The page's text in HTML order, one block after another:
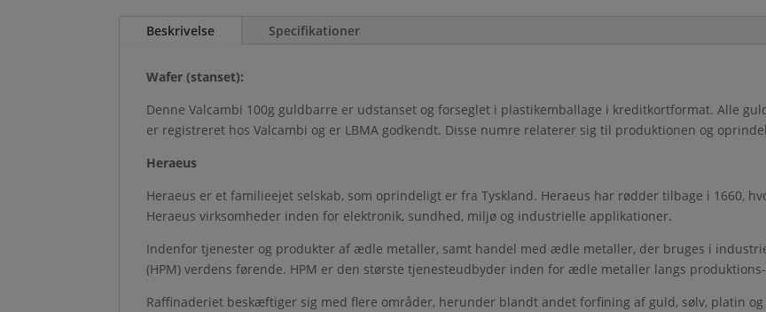
Beskrivelse Specifikationer
Wafer (stanset):
Denne Valcambi 100g guldbarre er udstanset og forseglet i plastikemballage i kreditkortformat. Alle
er registreret hos Valcambi og er LBMA godkendt. Disse numre relaterer sig til produktionen og
Heraeus
Heraeus er et familieejet selskab, som oprindeligt er fra Tyskland. Heraeus har rødder tilbage i 1660,
Heraeus virksomheder inden for elektronik, sundhed, miljø og industrielle applikationer.
Indenfor tjenester og produkter af ædle metaller, samt handel med ædle metaller, der bruges i
(HPM) verdens førende. HPM er den største tjenesteudbyder inden for ædle metaller langs
Raffinaderiet beskæftiger sig med flere områder, herunder blandt andet forfining af guld, sølv, platin